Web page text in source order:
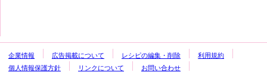
企業情報 広告掲載について レシピの編集・削除
利用規約
個人情報保護方針
リンクについて お問い合わせ